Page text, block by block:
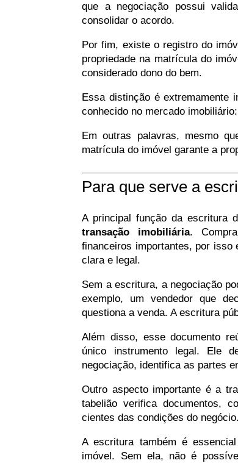
que a negociação possui
consolidar o acordo.
Por fim, existe o registro do
propriedade na matrícula do
considerado dono do bem.
Essa distinção é extremamente
conhecido no mercado imobiliário:
Em outras palavras, mesmo
matrícula do imóvel garante a
Para que serve a
A principal função da escritura
transação imobiliária.
financeiros importantes, por isso
clara e legal.
Sem a escritura, a negociação
exemplo, um vendedor que
questiona a venda. A escritura
Além disso, esse documento
único instrumento legal. Ele
negociação, identifica as partes
Outro aspecto importante é a
tabelião verifica documentos,
cientes das condições do negócio.
A escritura também é
imóvel. Sem ela, não é